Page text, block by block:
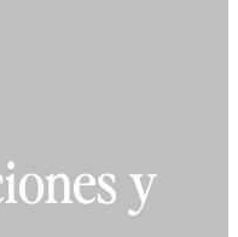
y